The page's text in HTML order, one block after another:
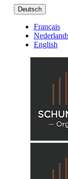
Deutsch
Français
English